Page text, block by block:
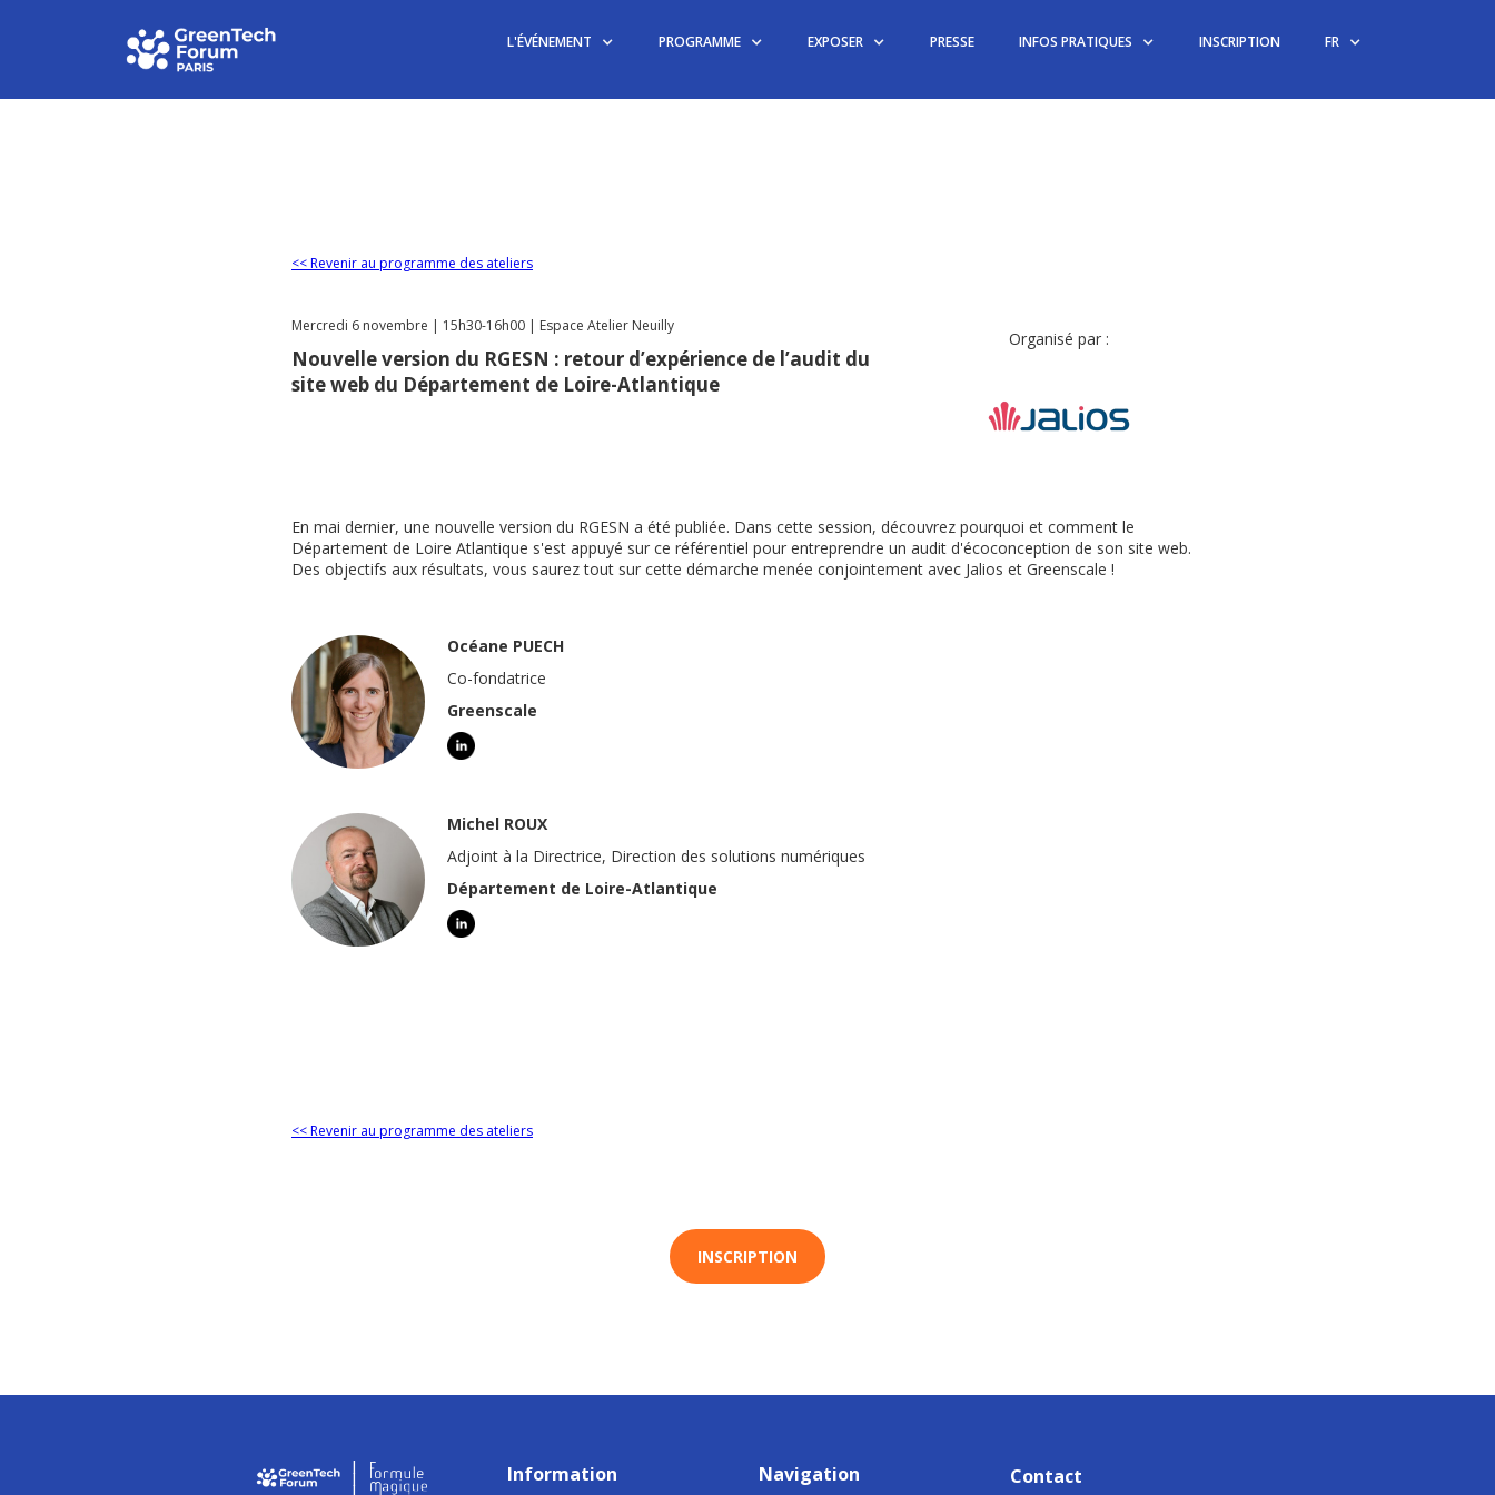
L'ÉVÉNEMENT PROGRAMME EXPOSER PRESSE INFOS PRATIQUES INSCRIPTION FR
<< Revenir au programme des ateliers
Mercredi 6 novembre | 15h30-16h00 | Espace Atelier Neuilly
Nouvelle version du RGESN : retour d’expérience de l’audit du
site web du Département de Loire-Atlantique
Organisé par :
En mai dernier, une nouvelle version du RGESN a été publiée. Dans cette session, découvrez pourquoi et comment le
Département de Loire Atlantique s'est appuyé sur ce référentiel pour entreprendre un audit d'écoconception de son site web.
Des objectifs aux résultats, vous saurez tout sur cette démarche menée conjointement avec Jalios et Greenscale !
Océane PUECH
Co-fondatrice
Greenscale
Michel ROUX
Adjoint à la Directrice, Direction des solutions numériques
Département de Loire-Atlantique
<< Revenir au programme des ateliers
INSCRIPTION
I
I Information Navigation Contact